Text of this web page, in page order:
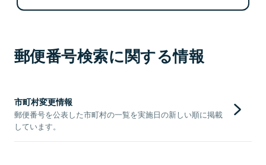
郵便番号検索に関する情報
市町村変更情報
郵便番号を公表した市町村の一覧を実施日の新しい順に掲載
しています。